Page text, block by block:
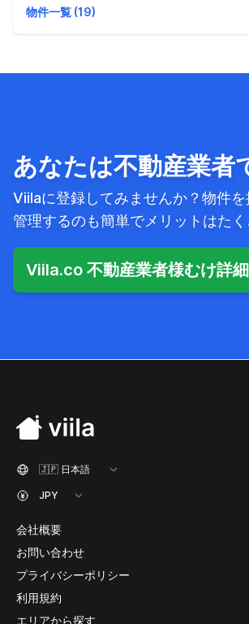
物件一覧 (19)
あなたは不動産業者
Viilaに登録してみませんか？物件を
管理するのも簡単でメリットはたく
Viila.co 不動産業者様むけ詳
会社概要
お問い合わせ
プライバシーポリシー
利用規約
エリアから探す